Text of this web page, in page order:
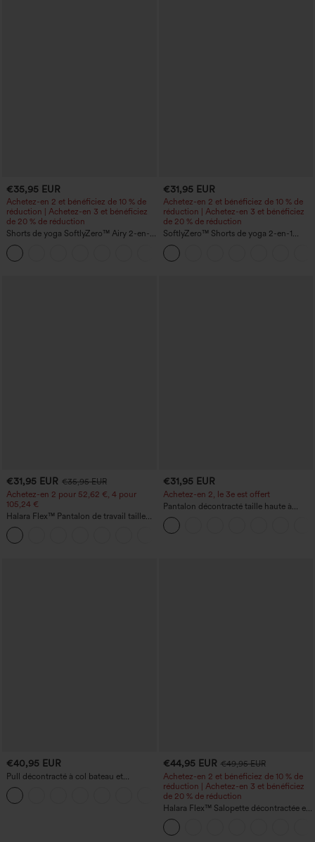
€35,95 EUR
Achetez-en 2 et bénéficiez de 10 % de
réduction | Achetez-en 3 et bénéficiez
de 20 % de réduction
Shorts de yoga SoftlyZero™ Airy 2-en-1
InstantCool, super taille haute, 7" avec
poches
€31,95 EUR
Achetez-en 2 et bénéficiez de 10 % de
réduction | Achetez-en 3 et bénéficiez
de 20 % de réduction
SoftlyZero™ Shorts de yoga 2-en-1
InstantCool, super taille haute, aérés, 5''
avec poches — longueur allongée
€31,95 EUR €35,95 EUR
Achetez-en 2 pour 52,62 €, 4 pour
105,24 €
Halara Flex™ Pantalon de travail taille
haute sculptant la silhouette, gainant la
taille, avec poches, jambe large en
micro-gaufre
€31,95 EUR
Achetez-en 2, le 3e est offert
Pantalon décontracté taille haute à
cordon, coupe large en mélange de lin,
avec poches
€40,95 EUR
Pull décontracté à col bateau et
manches chauve-souris
+1
€44,95 EUR €49,95 EUR
Achetez-en 2 et bénéficiez de 10 % de
réduction | Achetez-en 3 et bénéficiez
de 20 % de réduction
Halara Flex™ Salopette décontractée en
denim lavé à encolure en V avec poche